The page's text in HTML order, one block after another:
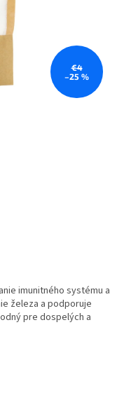
€4
–25 %
imunitného systému a
železa a podporuje
pre dospelých a